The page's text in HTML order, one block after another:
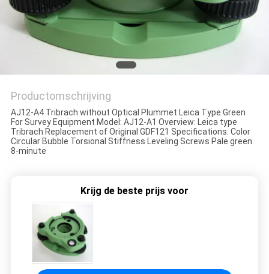
Productomschrijving
AJ12-A4 Tribrach without Optical Plummet Leica Type Green
For Survey Equipment Model: AJ12-A1 Overview: Leica type
Tribrach Replacement of Original GDF121 Specifications: Color
Circular Bubble Torsional Stiffness Leveling Screws Pale green
8-minute
Krijg de beste prijs voor